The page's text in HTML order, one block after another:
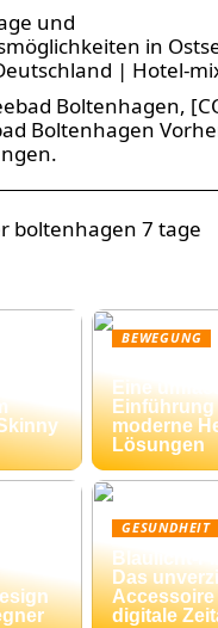
und
in
| Hotel-
Boltenhagen,
Boltenhagen
boltenhagen 7 tage
BEWEGUNG
Eine
Einführung
moderne
Lösungen
GESUNDHEIT
Blaulicht-
Das
Accessoire
digitale